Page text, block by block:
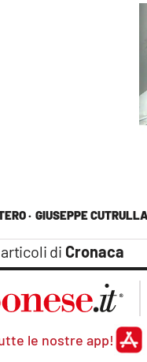
· GIUSEPPE
di Cronaca
le nostre app!